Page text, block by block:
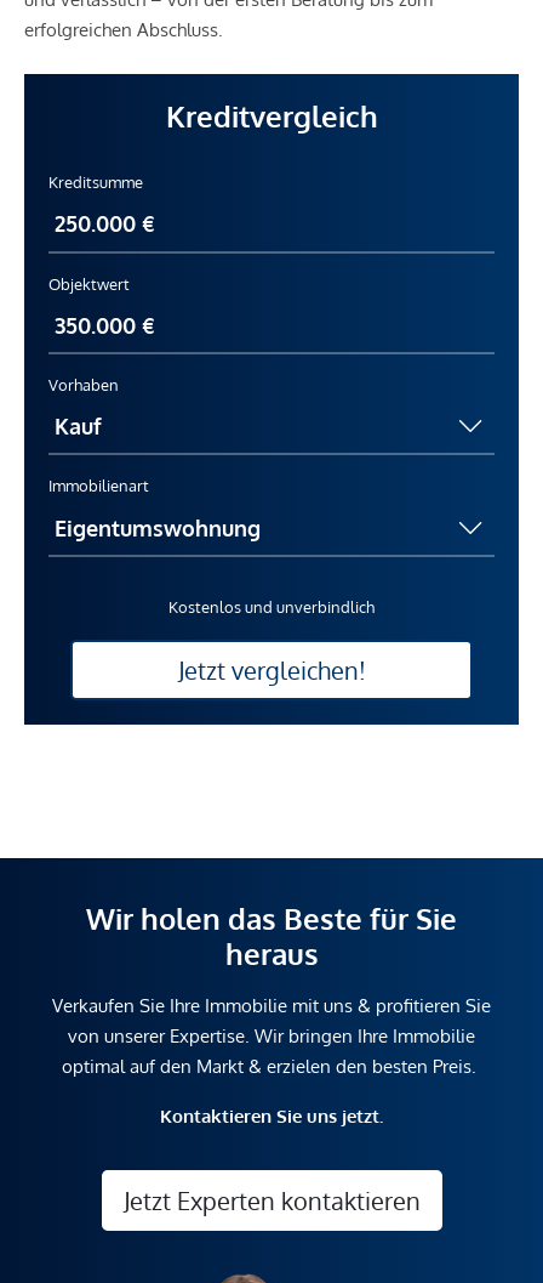
erfolgreichen Abschluss.
Kreditvergleich
Kreditsumme
Objektwert
Vorhaben
Immobilienart
Kostenlos und unverbindlich
Jetzt vergleichen!
Wir holen das Beste für Sie
heraus
Verkaufen Sie Ihre Immobilie mit uns & profitieren Sie
von unserer Expertise. Wir bringen Ihre Immobilie
optimal auf den Markt & erzielen den besten Preis.
Kontaktieren Sie uns jetzt.
Jetzt Experten kontaktieren